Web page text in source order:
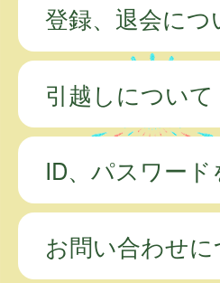
登録、退会につ
引越しについて
ID、パスワー
お問い合わせに